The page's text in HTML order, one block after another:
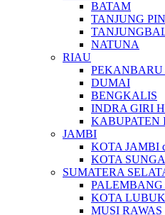
BATAM
TANJUNG
NATUNA
RIAU
PEKANBARU
DUMAI
BENGKALIS
INDRA GIRI
KABUPATEN
JAMBI
KOTA JAMBI
KOTA
SUMATERA
PALEMBANG
KOTA
MUSI RAWAS